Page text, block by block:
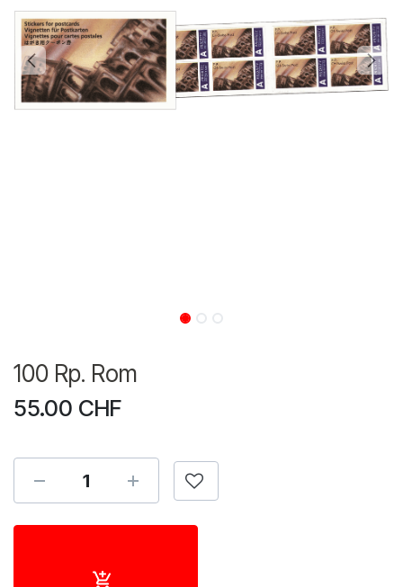
100 Rp. Rom
55.00 CHF